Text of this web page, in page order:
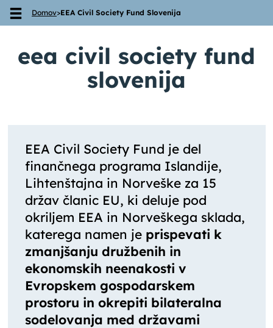
Skoči na vsebino
Domov>EEA Civil Society Fund Slovenija
eea civil society fund
slovenija
EEA Civil Society Fund je del
finančnega programa Islandije,
Lihtenštajna in Norveške za 15
držav članic EU, ki deluje pod
okriljem EEA in Norveškega sklada,
katerega namen je prispevati k
zmanjšanju družbenih in
ekonomskih neenakosti v
Evropskem gospodarskem
prostoru in okrepiti bilateralna
sodelovanja med državami